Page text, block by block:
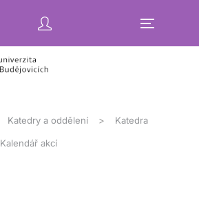
Katedry a oddělení Katedra
Kalendář akcí